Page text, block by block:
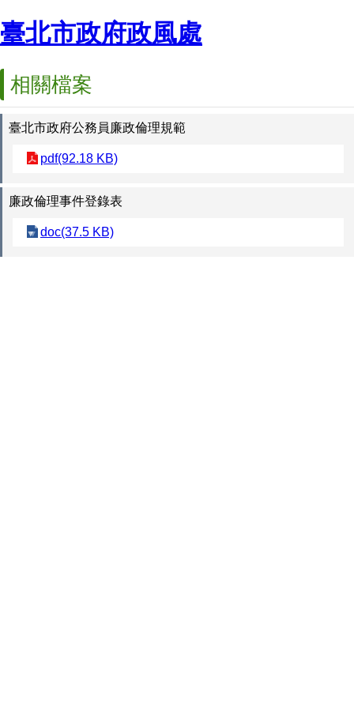
臺北市政府政風處
相關檔案
臺北市政府公務員廉政倫理規範
pdf(92.18 KB)
廉政倫理事件登錄表
doc(37.5 KB)